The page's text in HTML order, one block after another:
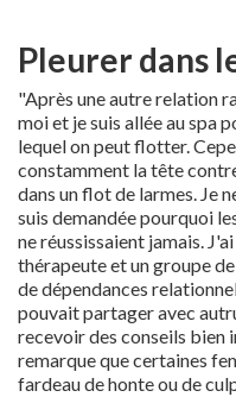
Pleurer dans
"Après une autre relation
moi et je suis allée au spa
lequel on peut flotter.
constamment la tête
dans un flot de larmes. Je
suis demandée pourquoi
ne réussissaient jamais.
thérapeute et un groupe
de dépendances
pouvait partager avec
recevoir des conseils bien
remarque que certaines
fardeau de honte ou de